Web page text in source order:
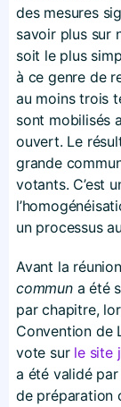
des mesures
savoir plus sur
soit le plus
à ce genre de
au moins trois
sont mobilisés
ouvert. Le
grande
votants. C’est
un processus
Avant la
communa été
par chapitre,
Convention de
vote sur le site
a été validé
de préparation